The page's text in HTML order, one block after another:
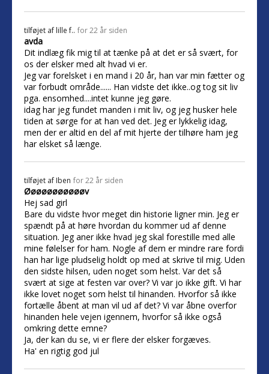
tilføjet af lille f.. for 22 år siden
avda
Dit indlæg fik mig til at tænke på at det er så svært, for
os der elsker med alt hvad vi er.
Jeg var forelsket i en mand i 20 år, han var min fætter og
var forbudt område...... Han vidste det ikke..og tog sit liv
pga. ensomhed....intet kunne jeg gøre.
idag har jeg fundet manden i mit liv, og jeg husker hele
tiden at sørge for at han ved det. Jeg er lykkelig idag,
men der er altid en del af mit hjerte der tilhøre ham jeg
har elsket så længe.
tilføjet af Iben for 22 år siden
Øøøøøøøøøøøv
Hej sad girl
Bare du vidste hvor meget din historie ligner min. Jeg er
spændt på at høre hvordan du kommer ud af denne
situation. Jeg aner ikke hvad jeg skal forestille med alle
mine følelser for ham. Nogle af dem er mindre rare fordi
han har lige pludselig holdt op med at skrive til mig. Uden
den sidste hilsen, uden noget som helst. Var det så
svært at sige at festen var over? Vi var jo ikke gift. Vi har
ikke lovet noget som helst til hinanden. Hvorfor så ikke
fortælle åbent at man vil ud af det? Vi var åbne overfor
hinanden hele vejen igennem, hvorfor så ikke også
omkring dette emne?
Ja, der kan du se, vi er flere der elsker forgæves.
Ha' en rigtig god jul